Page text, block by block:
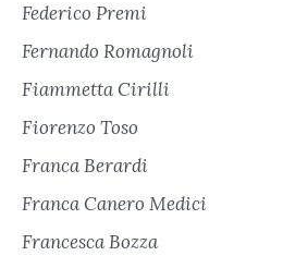
Federico Premi
Fernando Romagnoli
Fiammetta Cirilli
Fiorenzo Toso
Franca Berardi
Franca Canero Medici
Francesca Bozza